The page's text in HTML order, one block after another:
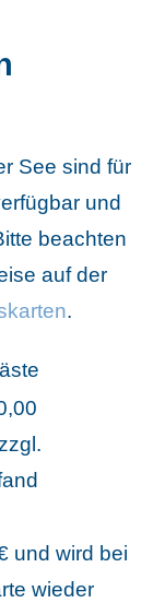
See sind für
und
beachten
auf der
.
und wird bei
wieder